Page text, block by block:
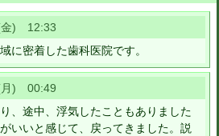
) 12:33
に密着した歯科医院です。
) 00:49
、途中、浮気したこともありました
いいと感じて、戻ってきました。説